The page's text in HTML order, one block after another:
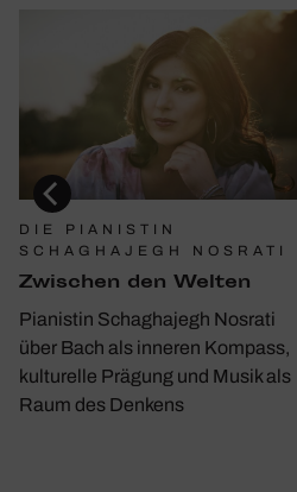
DIE PIANISTIN
SCHAGHAJEGH NOSRATI
Zwischen den Welten
Pianistin Schaghajegh Nosrati
über Bach als inneren Kompass,
kulturelle Prägung und Musik als
Raum des Denkens